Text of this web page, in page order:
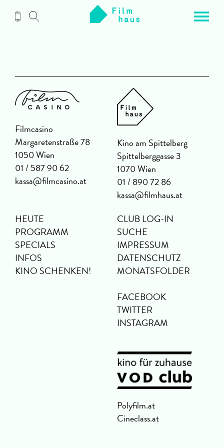
Inhalt
Filmcasino
Margaretenstraße 78
1050 Wien
01 / 587 90 62
kassa@filmcasino.at
Kino am Spittelberg
Spittelberggasse 3
1070 Wien
01 / 890 72 86
kassa@filmhaus.at
HEUTE
PROGRAMM
SPECIALS
INFOS
KINO SCHENKEN!
CLUB LOG-IN
SUCHE
IMPRESSUM
DATENSCHUTZ
MONATSFOLDER
FACEBOOK
TWITTER
INSTAGRAM
Polyfilm.at
Cineclass.at